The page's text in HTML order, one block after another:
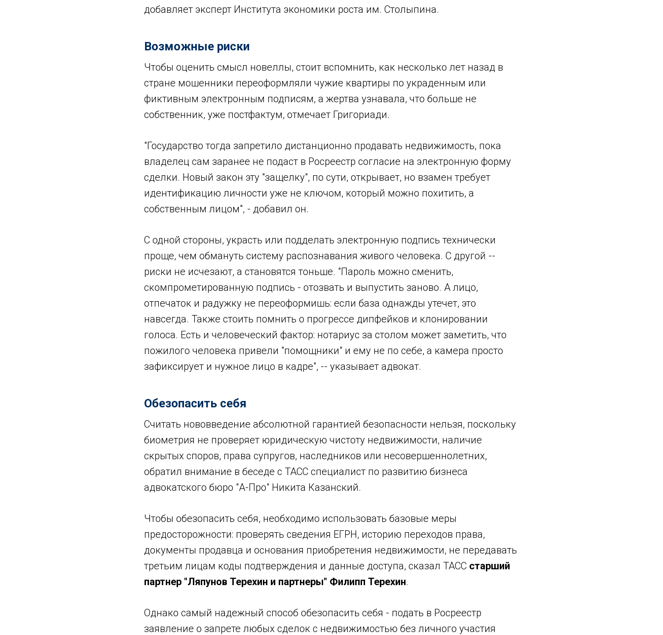
добавляет эксперт Института экономики роста им. Столыпина.
Возможные риски
Чтобы оценить смысл новеллы, стоит вспомнить, как несколько лет назад в
стране мошенники переоформляли чужие квартиры по украденным или
фиктивным электронным подписям, а жертва узнавала, что больше не
собственник, уже постфактум, отмечает Григориади.
"Государство тогда запретило дистанционно продавать недвижимость, пока
владелец сам заранее не подаст в Росреестр согласие на электронную форму
сделки. Новый закон эту "защелку", по сути, открывает, но взамен требует
идентификацию личности уже не ключом, который можно похитить, а
собственным лицом", - добавил он.
С одной стороны, украсть или подделать электронную подпись технически
проще, чем обмануть систему распознавания живого человека. С другой --
риски не исчезают, а становятся тоньше. "Пароль можно сменить,
скомпрометированную подпись - отозвать и выпустить заново. А лицо,
отпечаток и радужку не переоформишь: если база однажды утечет, это
навсегда. Также стоить помнить о прогрессе дипфейков и клонировании
голоса. Есть и человеческий фактор: нотариус за столом может заметить, что
пожилого человека привели "помощники" и ему не по себе, а камера просто
зафиксирует и нужное лицо в кадре", -- указывает адвокат.
Обезопасить себя
Считать нововведение абсолютной гарантией безопасности нельзя, поскольку
биометрия не проверяет юридическую чистоту недвижимости, наличие
скрытых споров, права супругов, наследников или несовершеннолетних,
обратил внимание в беседе с ТАСС специалист по развитию бизнеса
адвокатского бюро "А-Про" Никита Казанский.
Чтобы обезопасить себя, необходимо использовать базовые меры
предосторожности: проверять сведения ЕГРН, историю переходов права,
документы продавца и основания приобретения недвижимости, не передавать
третьим лицам коды подтверждения и данные доступа, сказал ТАСС старший
партнер "Ляпунов Терехин и партнеры" Филипп Терехин.
Однако самый надежный способ обезопасить себя - подать в Росреестр
заявление о запрете любых сделок с недвижимостью без личного участия